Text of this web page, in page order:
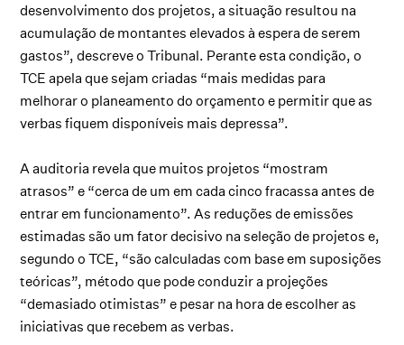
desenvolvimento dos projetos, a situação resultou na
acumulação de montantes elevados à espera de serem
gastos”, descreve o Tribunal. Perante esta condição, o
TCE apela que sejam criadas “mais medidas para
melhorar o planeamento do orçamento e permitir que as
verbas fiquem disponíveis mais depressa”.
A auditoria revela que muitos projetos “mostram
atrasos” e “cerca de um em cada cinco fracassa antes de
entrar em funcionamento”. As reduções de emissões
estimadas são um fator decisivo na seleção de projetos e,
segundo o TCE, “são calculadas com base em suposições
teóricas”, método que pode conduzir a projeções
“demasiado otimistas” e pesar na hora de escolher as
iniciativas que recebem as verbas.